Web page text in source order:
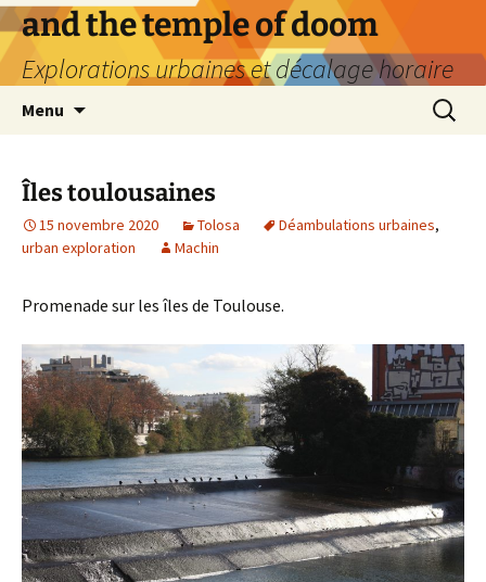
Aller
au
contenu
and the temple of doom
Explorations urbaines et décalage horaire
Menu
Îles toulousaines
15 novembre 2020 Tolosa Déambulations urbaines,
urban exploration
Machin
Promenade sur les îles de Toulouse.